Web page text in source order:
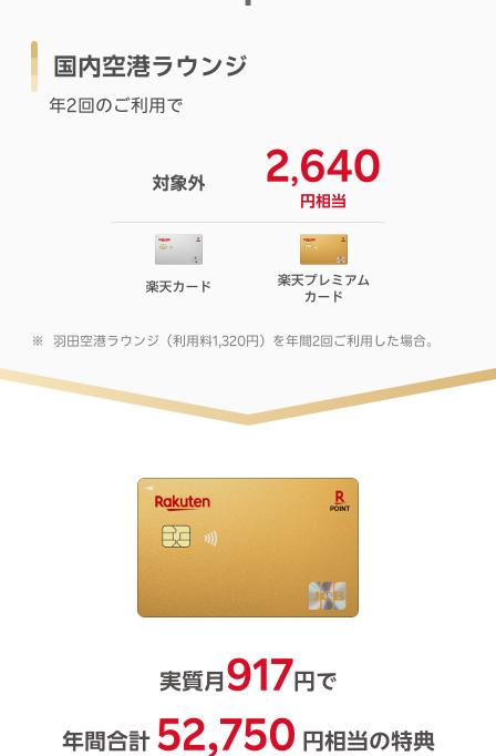
国内空港ラウンジ
年2回のご利用で
羽田空港ラウンジ（利用料1,320円）を年間2回ご利用した場合。
実質月 917 円で
年間合計 52,750 円相当の特典